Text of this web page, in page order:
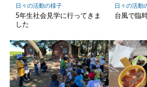
存
日々の活動の様子
5年生社会見学に行ってきま
した
日々の活動
台風で臨